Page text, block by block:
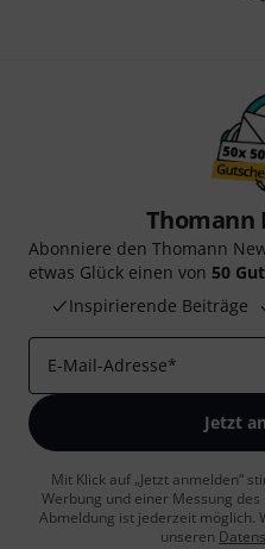
Thomann
Abonniere den Thomann
etwas Glück einen von 50
Inspirierende Beiträge
E-Mail-Adresse*
Jetzt
Mit Klick auf „Jetzt anmelden“
Werbung und einer Messung
Abmeldung ist jederzeit möglich.
unseren